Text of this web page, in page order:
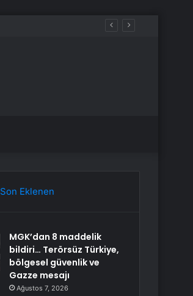
Son Eklenen
MGK’dan 8 maddelik
bildiri… Terörsüz Türkiye,
bölgesel güvenlik ve
Gazze mesajı
Ağustos 7, 2026